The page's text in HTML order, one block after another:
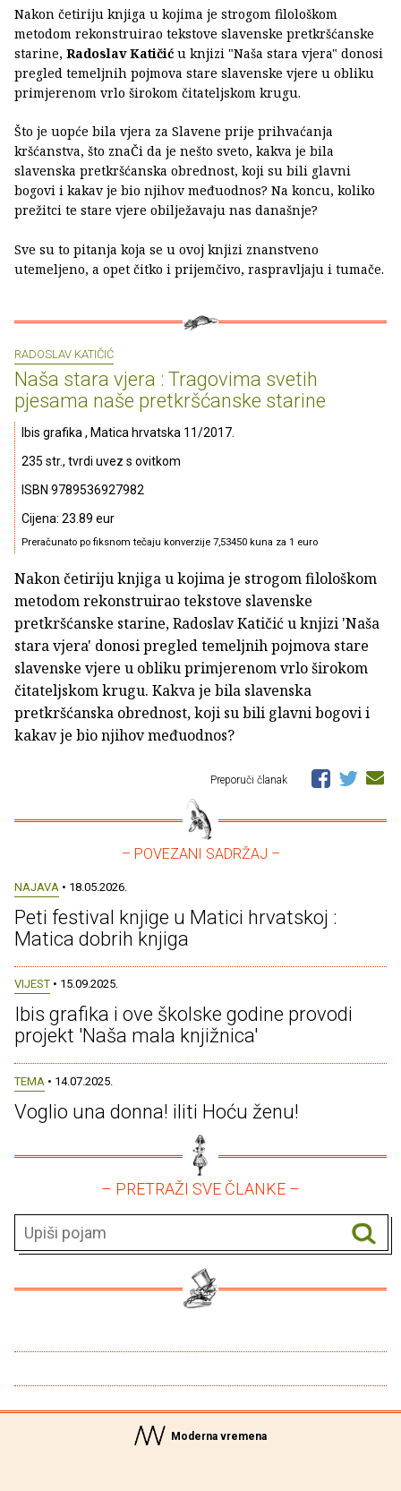
Nakon četiriju knjiga u kojima je strogom filološkom
metodom rekonstruirao tekstove slavenske pretkršćanske
starine, Radoslav Katičić u knjizi "Naša stara vjera" donosi
pregled temeljnih pojmova stare slavenske vjere u obliku
primjerenom vrlo širokom čitateljskom krugu.
Što je uopće bila vjera za Slavene prije prihvaćanja
kršćanstva, što znaČi da je nešto sveto, kakva je bila
slavenska pretkršćanska obrednost, koji su bili glavni
bogovi i kakav je bio njihov međuodnos? Na koncu, koliko
prežitci te stare vjere obilježavaju nas današnje?
Sve su to pitanja koja se u ovoj knjizi znanstveno
utemeljeno, a opet čitko i prijemčivo, raspravljaju i tumače.
RADOSLAV KATIČIĆ
Naša stara vjera : Tragovima svetih
pjesama naše pretkršćanske starine
Ibis grafika , Matica hrvatska 11/2017.
235 str., tvrdi uvez s ovitkom
ISBN 9789536927982
Cijena: 23.89 eur
Preračunato po fiksnom tečaju konverzije 7,53450 kuna za 1 euro
Nakon četiriju knjiga u kojima je strogom filološkom
metodom rekonstruirao tekstove slavenske
pretkršćanske starine, Radoslav Katičić u knjizi 'Naša
stara vjera' donosi pregled temeljnih pojmova stare
slavenske vjere u obliku primjerenom vrlo širokom
čitateljskom krugu. Kakva je bila slavenska
pretkršćanska obrednost, koji su bili glavni bogovi i
kakav je bio njihov međuodnos?
Preporuči članak
– POVEZANI SADRŽAJ –
NAJAVA • 18.05.2026.
Peti festival knjige u Matici hrvatskoj :
Matica dobrih knjiga
VIJEST • 15.09.2025.
Ibis grafika i ove školske godine provodi
projekt 'Naša mala knjižnica'
TEMA • 14.07.2025.
Voglio una donna! iliti Hoću ženu!
– PRETRAŽI SVE ČLANKE –
Moderna vremena